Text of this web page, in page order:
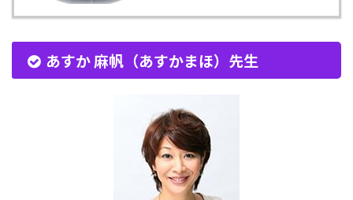
あすか 麻帆（あすかまほ）先生